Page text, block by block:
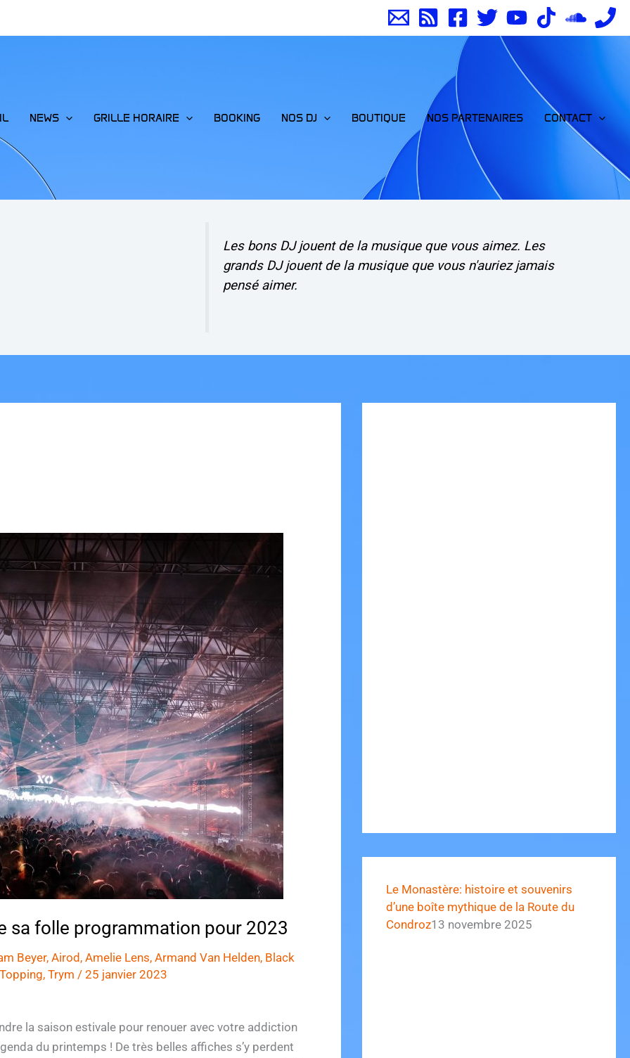
NEWS GRILLE HORAIRE BOOKING NOS DJ BOUTIQUE NOS PARTENAIRES CONTACT
Les bons DJ jouent de la musique que vous aimez. Les
grands DJ jouent de la musique que vous n'auriez jamais
pensé aimer.
sa folle programmation pour 2023
Beyer, Airod , Amelie Lens, Armand Van Helden, Black
, Trym / 25 janvier 2023
la saison estivale pour renouer avec votre addiction
du printemps ! De très belles affiches s’y perdent
Le Monastère: histoire et souvenirs
d’une boîte mythique de la Route du
Condroz13 novembre 2025